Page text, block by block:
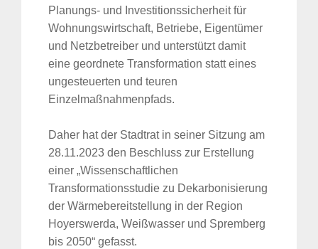
Planungs- und Investitionssicherheit für
Wohnungswirtschaft, Betriebe, Eigentümer
und Netzbetreiber und unterstützt damit
eine geordnete Transformation statt eines
ungesteuerten und teuren
Einzelmaßnahmenpfads.
Daher hat der Stadtrat in seiner Sitzung am
28.11.2023 den Beschluss zur Erstellung
einer „Wissenschaftlichen
Transformationsstudie zu Dekarbonisierung
der Wärmebereitstellung in der Region
Hoyerswerda, Weißwasser und Spremberg
bis 2050“ gefasst.